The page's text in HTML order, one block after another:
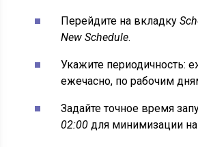
Перейдите на вкладку
New Schedule.
Укажите периодичность:
ежечасно, по рабочим
Задайте точное время
02:00 для минимизации